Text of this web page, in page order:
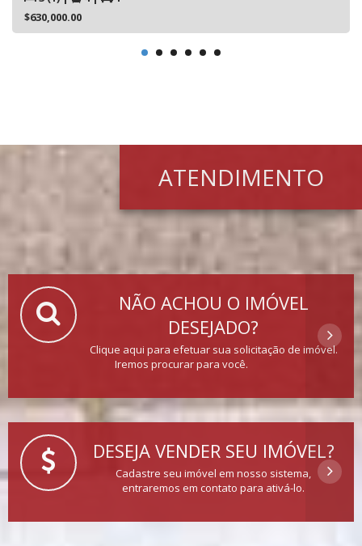
$630,000.00
ATENDIMENTO
NÃO ACHOU O IMÓVEL
DESEJADO?
Clique aqui para efetuar sua solicitação de imóvel.
Iremos procurar para você.
DESEJA VENDER SEU IMÓVEL?
Cadastre seu imóvel em nosso sistema,
entraremos em contato para ativá-lo.